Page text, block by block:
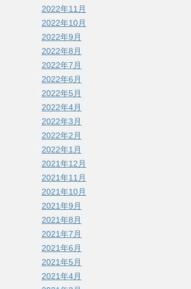
2022年11月
2022年10月
2022年9月
2022年8月
2022年7月
2022年6月
2022年5月
2022年4月
2022年3月
2022年2月
2022年1月
2021年12月
2021年11月
2021年10月
2021年9月
2021年8月
2021年7月
2021年6月
2021年5月
2021年4月